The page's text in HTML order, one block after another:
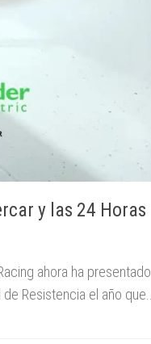
y las 24 Horas
ahora ha presentado
Resistencia el año que...